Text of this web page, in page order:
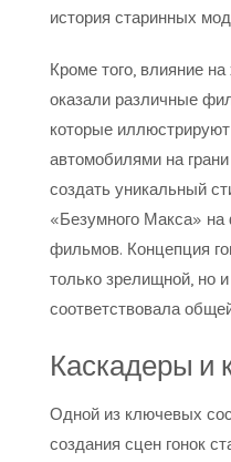
история старинных
Кроме того, влияние
оказали различные
которые
автомобилями на
создать уникальный
«Безумного Макса»
фильмов. Концепция
только зрелищной, но
соответствовала
Каскадеры и
Одной из ключевых
создания сцен гонок